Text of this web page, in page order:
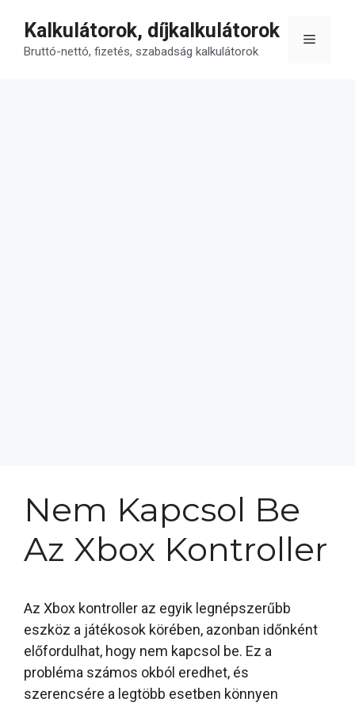
tartalomba
Kalkulátorok, díjkalkulátorok
Bruttó-nettó, fizetés, szabadság kalkulátorok
Menü
Nem Kapcsol Be
Az Xbox Kontroller
Az Xbox kontroller az egyik legnépszerűbb
eszköz a játékosok körében, azonban időnként
előfordulhat, hogy nem kapcsol be. Ez a
probléma számos okból eredhet, és
szerencsére a legtöbb esetben könnyen